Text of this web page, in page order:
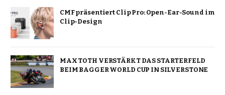
CMF präsentiert Clip Pro: Open-Ear-Sound im
Clip-Design
MAX TOTH VERSTÄRKT DAS STARTERFELD
BEIM BAGGER WORLD CUP IN SILVERSTONE